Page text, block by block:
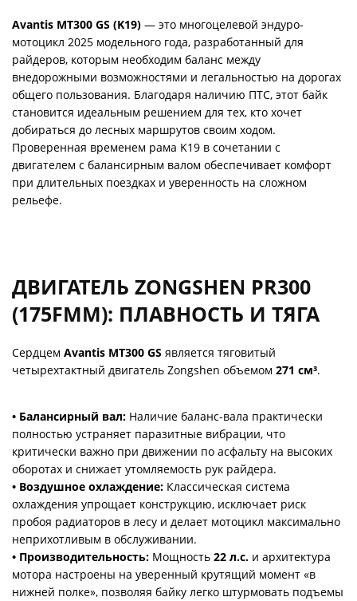
Avantis MT300 GS (K19) — это многоцелевой эндуро-
мотоцикл 2025 модельного года, разработанный для
райдеров, которым необходим баланс между
внедорожными возможностями и легальностью на дорогах
общего пользования. Благодаря наличию ПТС, этот байк
становится идеальным решением для тех, кто хочет
добираться до лесных маршрутов своим ходом.
Проверенная временем рама K19 в сочетании с
двигателем с балансирным валом обеспечивает комфорт
при длительных поездках и уверенность на сложном
рельефе.
ДВИГАТЕЛЬ ZONGSHEN PR300
(175FMM): ПЛАВНОСТЬ И ТЯГА
Сердцем Avantis MT300 GS является тяговитый
четырехтактный двигатель Zongshen объемом 271 см³.
• Балансирный вал: Наличие баланс-вала практически
полностью устраняет паразитные вибрации, что
критически важно при движении по асфальту на высоких
оборотах и снижает утомляемость рук райдера.
• Воздушное охлаждение: Классическая система
охлаждения упрощает конструкцию, исключает риск
пробоя радиаторов в лесу и делает мотоцикл максимально
неприхотливым в обслуживании.
• Производительность: Мощность 22 л.с. и архитектура
мотора настроены на уверенный крутящий момент «в
нижней полке», позволяя байку легко штурмовать подъемы